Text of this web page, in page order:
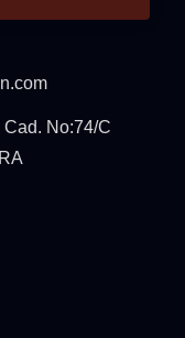
Cad. No:74/C